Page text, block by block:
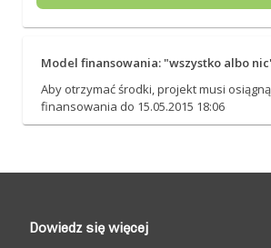
Model finansowania: "wszystko albo
Aby otrzymać środki, projekt musi
finansowania do 15.05.2015 18:06
Dowiedz się więcej